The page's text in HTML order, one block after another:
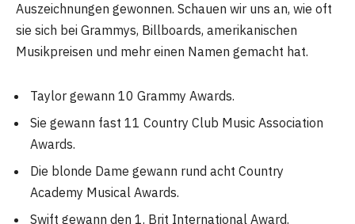
Auszeichnungen gewonnen. Schauen wir uns an, wie oft
sie sich bei Grammys, Billboards, amerikanischen
Musikpreisen und mehr einen Namen gemacht hat.
Taylor gewann 10 Grammy Awards.
Sie gewann fast 11 Country Club Music Association
Awards.
Die blonde Dame gewann rund acht Country
Academy Musical Awards.
Swift gewann den 1. Brit International Award.